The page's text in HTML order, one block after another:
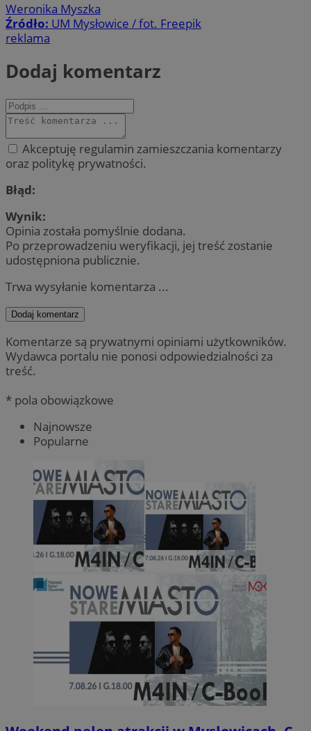
Weronika Myszka
Źródło: UM Mysłowice / fot. Freepik
reklama
Dodaj komentarz
Akceptuję regulamin zamieszczania komentarzy
oraz politykę prywatności.
Błąd:
Wynik:
Opinia została pomyślnie dodana.
Po przeprowadzeniu weryfikacji, jej treść zostanie
udostępniona publicznie.
Trwa wysyłanie komentarza ...
Dodaj komentarz
Komentarze są prywatnymi opiniami użytkowników.
Wydawca portalu nie ponosi odpowiedzialności za
treść.
* pola obowiązkowe
Najnowsze
Popularne